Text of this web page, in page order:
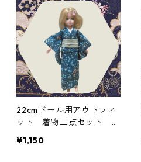
22cmドール用アウトフィ
ット 着物二点セット 青
ック クール系
¥1,150